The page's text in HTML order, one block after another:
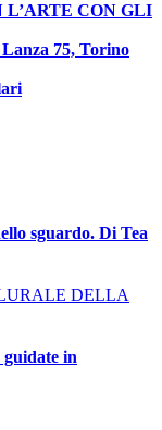
L’ARTE CON GLI
75, Torino
sguardo. Di Tea
DELLA
in